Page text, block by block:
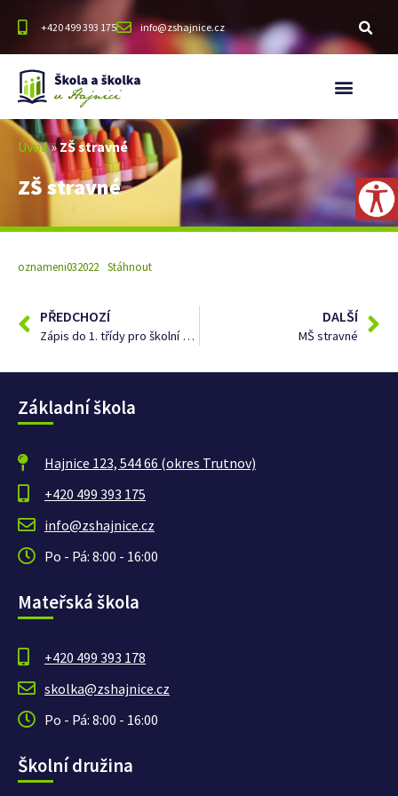
+420 499 393 175 info@zshajnice.cz
Úvod»ZŠ stravné
ZŠ stravné
oznameni032022 Stáhnout
PŘEDCHOZÍ
Zápis do 1. třídy pro školní rok 2022/2023
DALŠÍ
MŠ stravné
Základní škola
Hajnice 123, 544 66 (okres Trutnov)
+420 499 393 175
info@zshajnice.cz
Po - Pá: 8:00 - 16:00
Mateřská škola
+420 499 393 178
skolka@zshajnice.cz
Po - Pá: 8:00 - 16:00
Školní družina